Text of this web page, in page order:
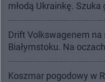
młodą Ukrainkę. Szuka
Drift Volkswagenem
Białymstoku. Na
Koszmar pogodowy w